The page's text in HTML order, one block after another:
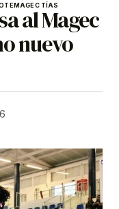
MAGEC TÍAS
al Magec
nuevo